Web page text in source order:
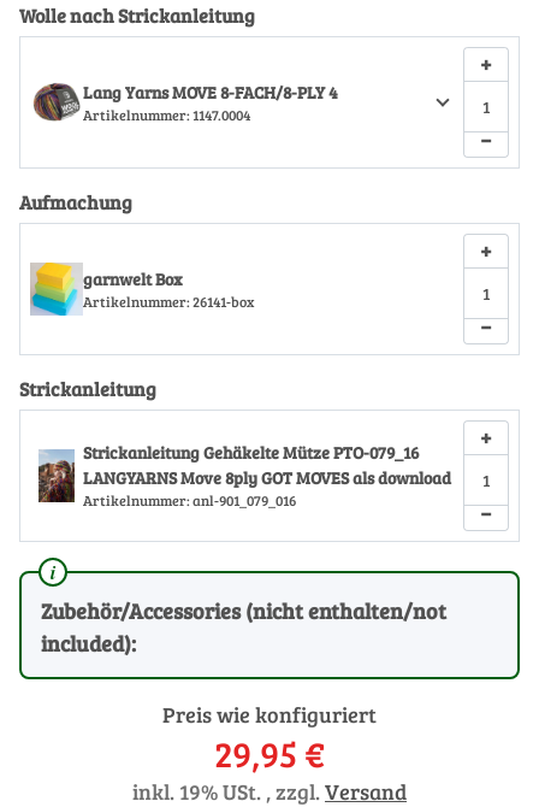
Wolle nach Strickanleitung
Lang Yarns MOVE 8-FACH/8-PLY 4
Artikelnummer: 1147.0004
−
+
Aufmachung
garnwelt Box
Artikelnummer: 26141-box
−
+
Strickanleitung
Strickanleitung Gehäkelte Mütze PTO-079_16
LANGYARNS Move 8ply GOT MOVES als download
Artikelnummer: anl-901_079_016 −
+
Zubehör/Accessories (nicht enthalten/not
included):
Preis wie konfiguriert
29,95 €
inkl. 19% USt. , zzgl.Versand